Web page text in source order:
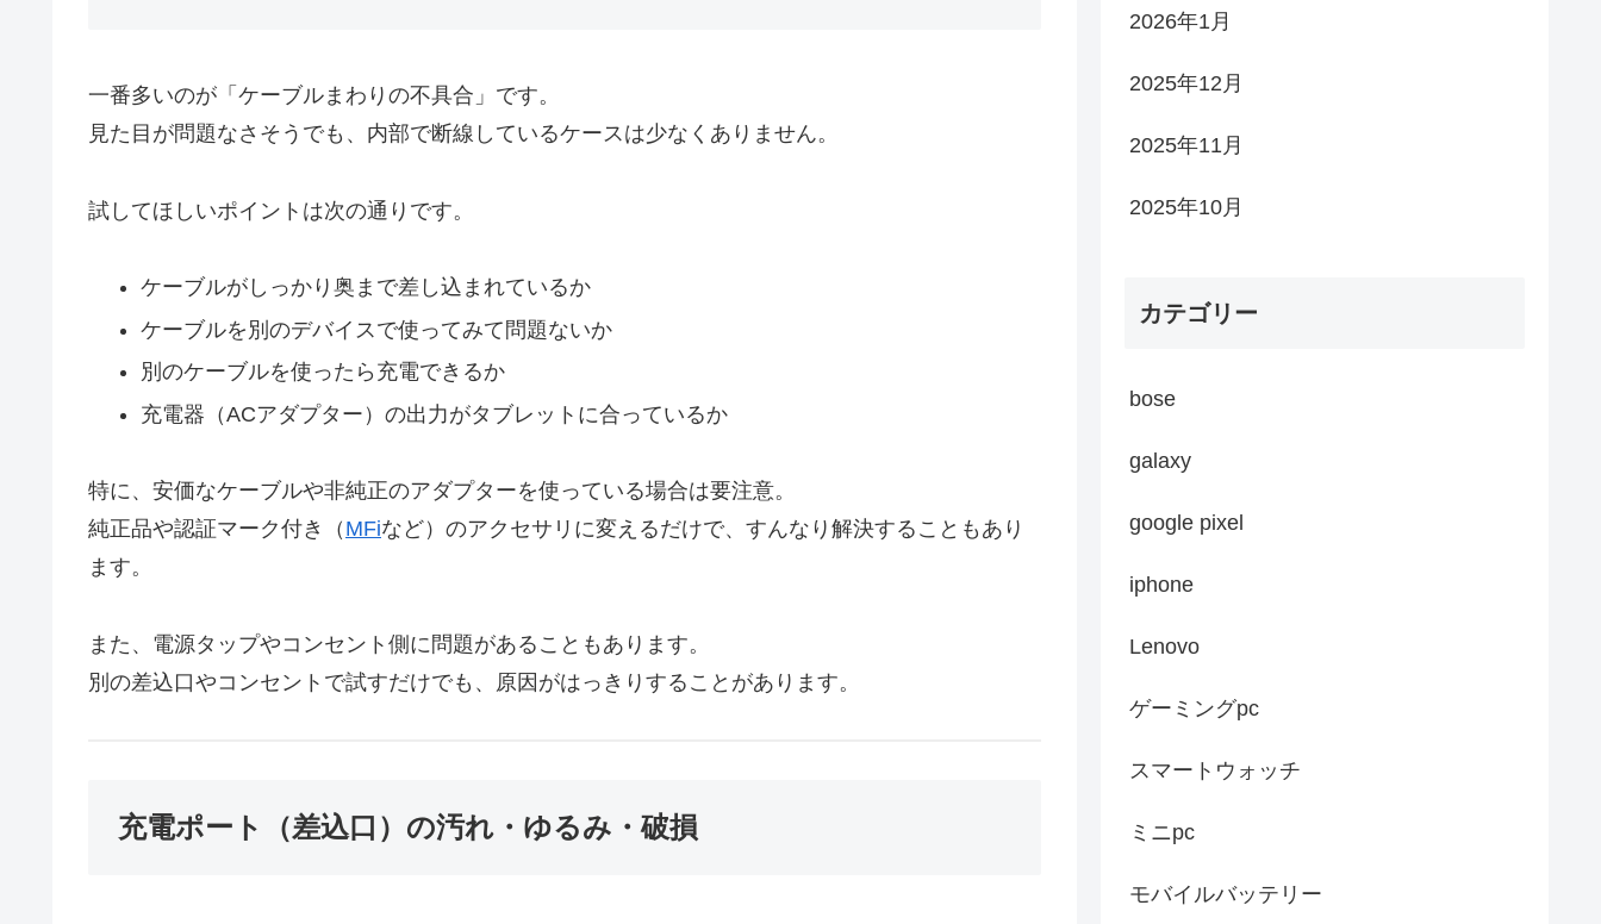
一番多いのが「ケーブルまわりの不具合」です。
見た目が問題なさそうでも、内部で断線しているケースは少なくありません。
試してほしいポイントは次の通りです。
ケーブルがしっかり奥まで差し込まれているか
ケーブルを別のデバイスで使ってみて問題ないか
別のケーブルを使ったら充電できるか
充電器（ACアダプター）の出力がタブレットに合っているか
特に、安価なケーブルや非純正のアダプターを使っている場合は要注意。
純正品や認証マーク付き（ MFiなど）のアクセサリに変えるだけで、すんなり解決することもあり
ます。
また、電源タップやコンセント側に問題があることもあります。
別の差込口やコンセントで試すだけでも、原因がはっきりすることがあります。
充電ポート（差込口）の汚れ・ゆるみ・破損
2026年1月
2025年12月
2025年11月
2025年10月
カテゴリー
bose
galaxy
google pixel
iphone
Lenovo
ゲーミングpc
スマートウォッチ
ミニpc
モバイルバッテリー